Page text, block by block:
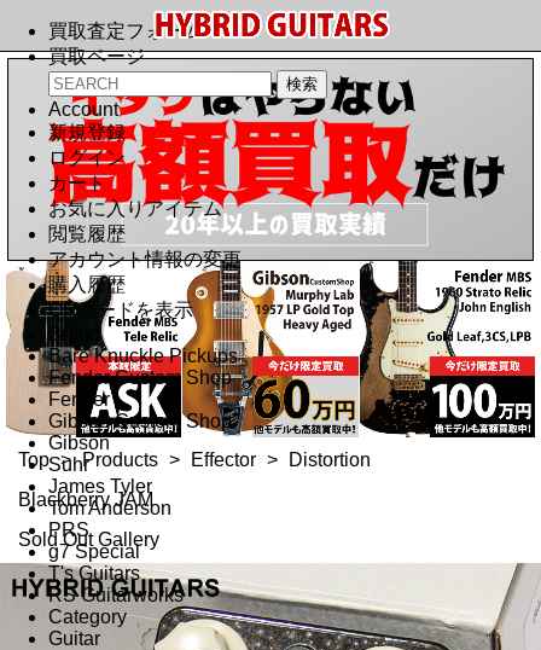
買取査定フォーム
買取ページ
Account
新規登録
ログイン
カート
お気に入りアイテム
閲覧履歴
アカウント情報の変更
購入履歴
QRコードを表示
Brand
Bare Knuckle Pickups
Fender Custom Shop
Fender
Gibson Custom Shop
Gibson
Suhr
James Tyler
Tom Anderson
PRS
g7 Special
T's Guitars
RS Guitarworks
Category
Guitar
Top > Products > Effector >
Distortion
Blackberry JAM
Sold Out Gallery